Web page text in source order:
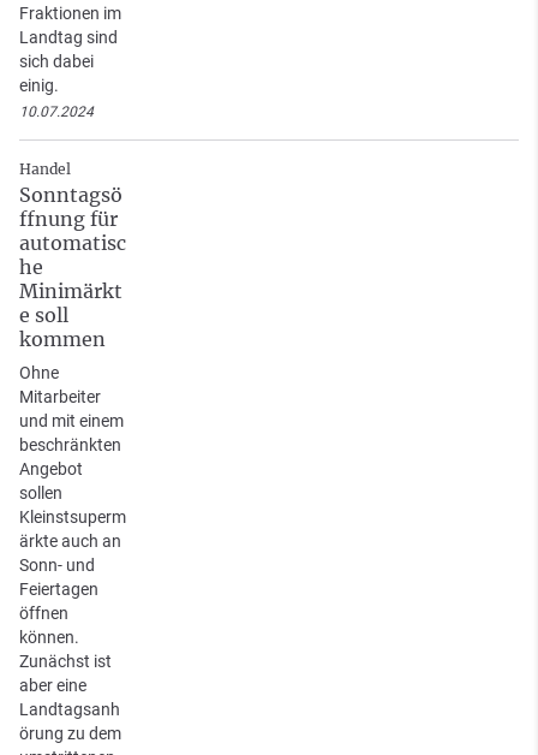
Fraktionen im
Landtag sind
sich dabei
einig.
10.07.2024
Handel
Sonntagsö
ffnung für
automatisc
he
Minimärkt
e soll
kommen
Ohne
Mitarbeiter
und mit einem
beschränkten
Angebot
sollen
Kleinstsuperm
ärkte auch an
Sonn- und
Feiertagen
öffnen
können.
Zunächst ist
aber eine
Landtagsanh
örung zu dem